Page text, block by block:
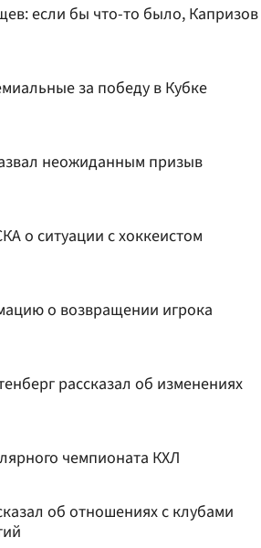
если бы что-то было, Капризов
за победу в Кубке
неожиданным призыв
о ситуации с хоккеистом
о возвращении игрока
рассказал об изменениях
чемпионата КХЛ
об отношениях с клубами